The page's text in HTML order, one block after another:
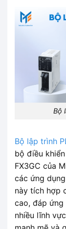
Bộ
Bộ lập trình
bộ điều
FX3GC của
các ứng
này tích hợp
cao, đáp ứng
nhiều lĩnh